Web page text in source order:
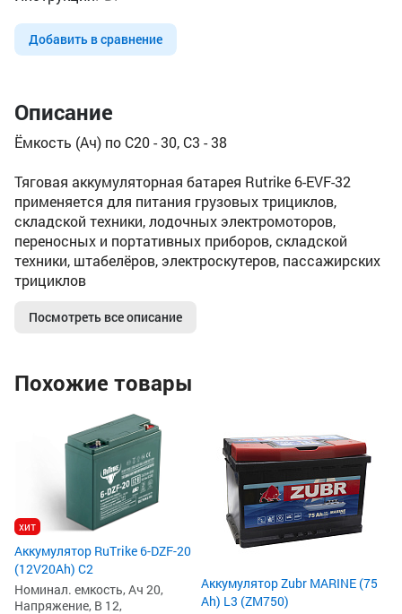
Добавить в сравнение
Описание
Ёмкость (Ач) по С20 - 30, С3 - 38
Тяговая аккумуляторная батарея Rutrike 6-EVF-32
применяется для питания грузовых трициклов,
складской техники, лодочных электромоторов,
переносных и портативных приборов, складской
техники, штабелёров, электроскутеров, пассажирских
трициклов
Посмотреть все описание
Похожие товары
хит
Аккумулятор RuTrike 6-DZF-20
(12V20Ah) C2
Номинал. емкость, Ач 20,
Напряжение, В 12,
Аккумулятор Zubr MARINE (75
Ah) L3 (ZM750)